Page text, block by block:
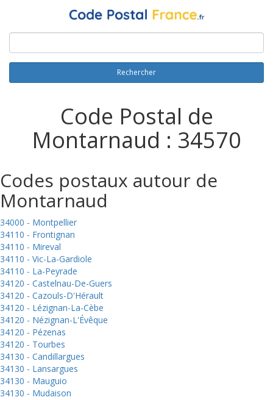
Rechercher
Code Postal de
Montarnaud : 34570
Codes postaux autour de
Montarnaud
34000 - Montpellier
34110 - Frontignan
34110 - Mireval
34110 - Vic-La-Gardiole
34110 - La-Peyrade
34120 - Castelnau-De-Guers
34120 - Cazouls-D'Hérault
34120 - Lézignan-La-Cèbe
34120 - Nézignan-L'Évêque
34120 - Pézenas
34120 - Tourbes
34130 - Candillargues
34130 - Lansargues
34130 - Mauguio
34130 - Mudaison